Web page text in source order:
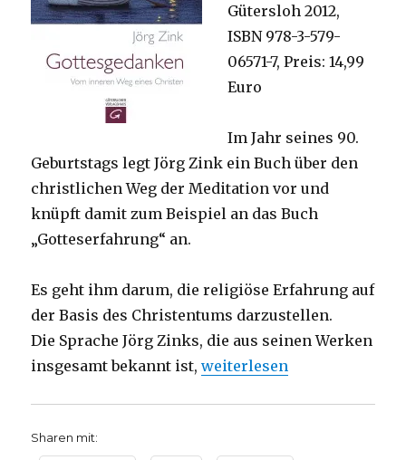
Gütersloh 2012,
ISBN 978-3-579-
06571-7, Preis: 14,99
Euro
Im Jahr seines 90.
Geburtstags legt Jörg Zink ein Buch über den
christlichen Weg der Meditation vor und
knüpft damit zum Beispiel an das Buch
„Gotteserfahrung“ an.
Es geht ihm darum, die religiöse Erfahrung auf
der Basis des Christentums darzustellen.
Die Sprache Jörg Zinks, die aus seinen Werken
insgesamt bekannt ist,„Religion praktisch erklärt.
weiterlesen
Sharen mit: